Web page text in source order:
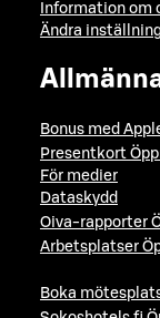
Information om
Ändra
Bonus med
Presentkort
För medier
Dataskydd
Oiva-rapporter
Arbetsplatser
Boka